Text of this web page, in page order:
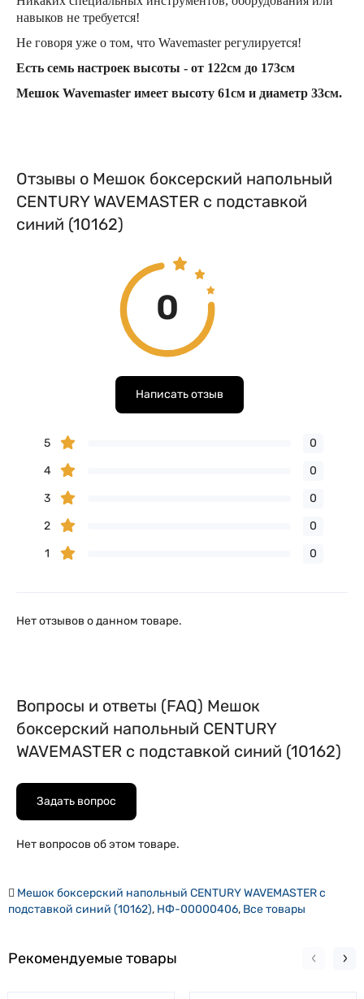
навыков не требуется!
Не говоря уже о том, что Wavemaster регулируется!
Есть семь настроек высоты - от 122см до 173см
Мешок Wavemaster имеет высоту 61см и диаметр 33см.
Отзывы о Мешок боксерский напольный
CENTURY WAVEMASTER с подставкой
синий (10162)
0
Написать отзыв
5
0
4
0
3
0
2
0
1
0
Нет отзывов о данном товаре.
Вопросы и ответы (FAQ) Мешок
боксерский напольный CENTURY
WAVEMASTER с подставкой синий (10162)
Задать вопрос
Нет вопросов об этом товаре.
Мешок боксерский напольный CENTURY WAVEMASTER с
подставкой синий (10162), НФ-00000406, Все товары
Рекомендуемые товары